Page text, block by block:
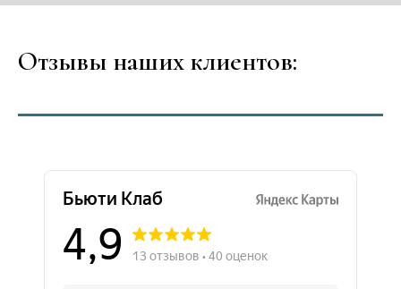
Отзывы наших клиентов: